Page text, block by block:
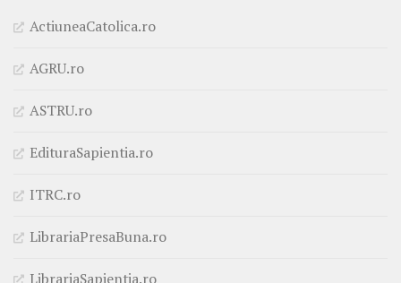
ActiuneaCatolica.ro
AGRU.ro
ASTRU.ro
EdituraSapientia.ro
ITRC.ro
LibrariaPresaBuna.ro
LibrariaSapientia.ro